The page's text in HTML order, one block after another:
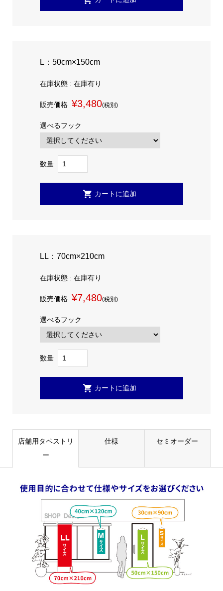
L：50cm×150cm
在庫状態 : 在庫有り
販売価格 ¥3,480(税別)
選べるフック
数量
LL：70cm×210cm
在庫状態 : 在庫有り
販売価格 ¥7,480(税別)
選べるフック
数量
店舗用タペストリ
ー
仕様 セミオーダー